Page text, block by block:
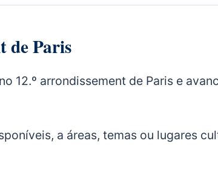
de Paris
12.º arrondissement de Paris e
a áreas, temas ou lugares